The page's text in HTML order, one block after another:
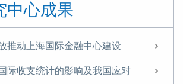
金融体系的重构
中心成果
推动上海国际金融中心建设
际收支统计的影响及我国应对